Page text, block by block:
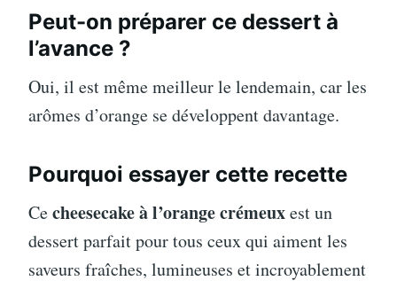
Peut-on préparer ce dessert à
l’avance ?
Oui, il est même meilleur le lendemain, car les
arômes d’orange se développent davantage.
Pourquoi essayer cette recette
Cecheesecake à l’orange crémeuxest un
dessert parfait pour tous ceux qui aiment les
saveurs fraîches, lumineuses et incroyablement